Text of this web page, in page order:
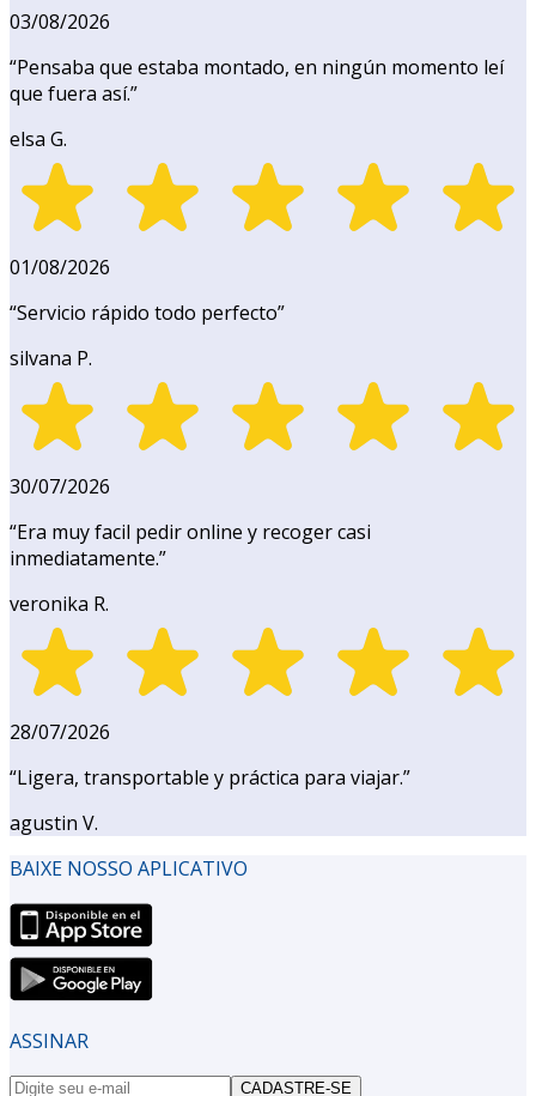
03/08/2026
“Pensaba que estaba montado, en ningún momento leí
que fuera así.”
elsa G.
01/08/2026
“Servicio rápido todo perfecto”
silvana P.
30/07/2026
“Era muy facil pedir online y recoger casi
inmediatamente.”
veronika R.
28/07/2026
“Ligera, transportable y práctica para viajar.”
agustin V.
BAIXE NOSSO APLICATIVO
ASSINAR
CADASTRE-SE